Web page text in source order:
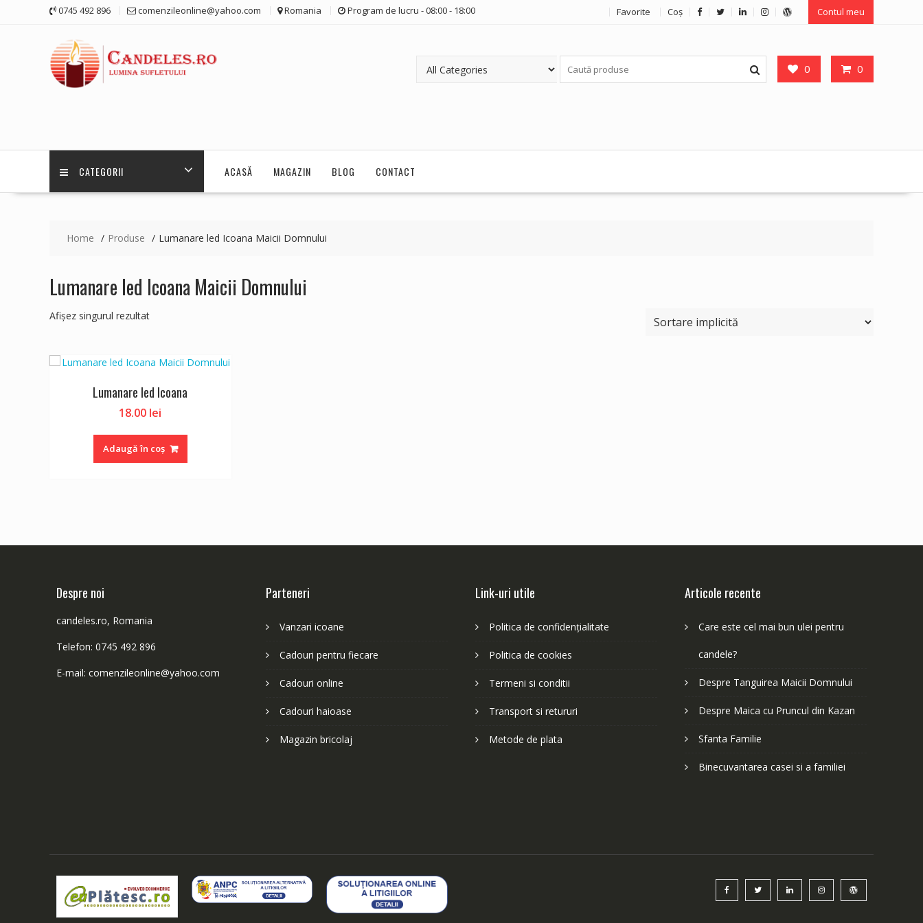
0745 492 896 comenzileonline@yahoo.com Romania Program de lucru - 08:00 - 18:00 Favorite Coş Contul meu
0 0
CATEGORII ACASĂ MAGAZIN BLOG CONTACT
Home Produse Lumanare led Icoana Maicii Domnului
Lumanare led Icoana Maicii Domnului
Afișez singurul rezultat
Lumanare led Icoana
18.00 lei
Adaugă în coș
Despre noi
candeles.ro, Romania
Telefon: 0745 492 896
E-mail: comenzileonline@yahoo.com
Parteneri
Vanzari icoane
Cadouri pentru fiecare
Cadouri online
Cadouri haioase
Magazin bricolaj
Link-uri utile
Politica de confidențialitate
Politica de cookies
Termeni si conditii
Transport si retururi
Metode de plata
Articole recente
Care este cel mai bun ulei pentru
candele?
Despre Tanguirea Maicii Domnului
Despre Maica cu Pruncul din Kazan
Sfanta Familie
Binecuvantarea casei si a familiei